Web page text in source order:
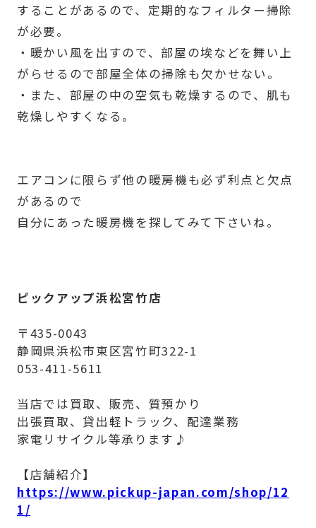
することがあるので、定期的なフィルター掃除
が必要。
・暖かい風を出すので、部屋の埃などを舞い上
がらせるので部屋全体の掃除も欠かせない。
・また、部屋の中の空気も乾燥するので、肌も
乾燥しやすくなる。
エアコンに限らず他の暖房機も必ず利点と欠点
があるので
自分にあった暖房機を探してみて下さいね。
ピックアップ浜松宮竹店
〒435-0043
静岡県浜松市東区宮竹町322-1
053-411-5611
当店では買取、販売、質預かり
出張買取、貸出軽トラック、配達業務
家電リサイクル等承ります♪
【店舗紹介】
https://www.pickup-japan.com/shop/12
1/